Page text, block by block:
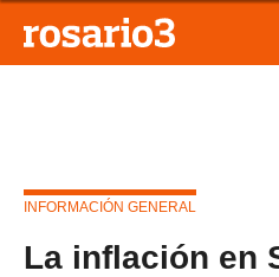
INFORMACIÓN GENERAL
La inflación en